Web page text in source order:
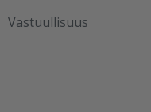
Vastuullisuus